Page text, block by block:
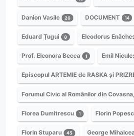
Danion Vasile 26 DOCUMENT 14
Eduard Țugui 8 Eleodorus
Prof. Eleonora Becea 1 Emil
Episcopul ARTEMIE de RASKA și
Forumul Civic al Românilor din
Florea Dumitrescu 1 Florin
Florin Stuparu 45 George